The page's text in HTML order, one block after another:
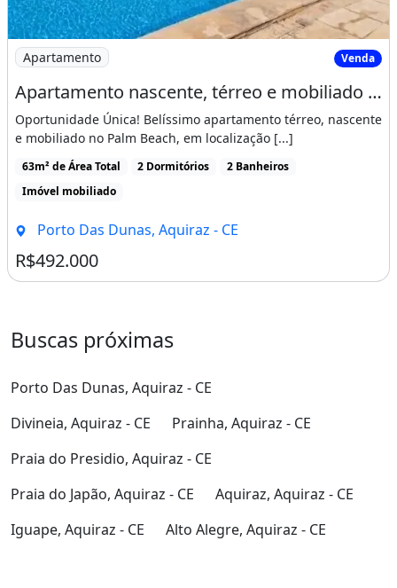
Imagem: Apartamento nascente, térreo e mobiliado
Apartamento Venda
Apartamento nascente, térreo e mobiliado no Palm Beach - Porto das Dunas
Oportunidade Única! Belíssimo apartamento térreo, nascente
e mobiliado no Palm Beach, em localização [...]
63m² de Área Total 2 Dormitórios
2 Banheiros
Imóvel mobiliado
Porto Das Dunas, Aquiraz - CE
R$492.000
Buscas próximas
Porto Das Dunas, Aquiraz - CE
Divineia, Aquiraz - CE
Prainha, Aquiraz - CE
Praia do Presidio, Aquiraz - CE
Praia do Japão, Aquiraz - CE
Aquiraz, Aquiraz - CE
Iguape, Aquiraz - CE
Alto Alegre, Aquiraz - CE